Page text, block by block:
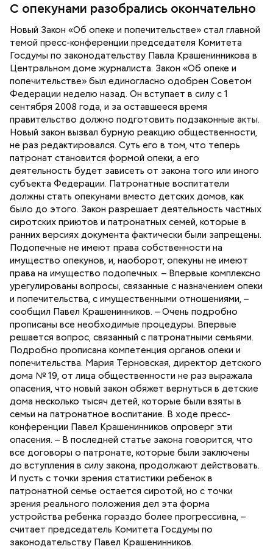
С опекунами разобрались окончательно
Новый Закон «Об опеке и попечительстве» стал главной
темой пресс-конференции председателя Комитета
Госдумы по законодательству Павла Крашенинникова в
Центральном доме журналиста. Закон «Об опеке и
попечительстве» был единогласно одобрен Советом
Федерации неделю назад. Он вступает в силу с 1
сентября 2008 года, и за оставшееся время
правительство должно подготовить подзаконные акты.
Новый закон вызвал бурную реакцию общественности,
не раз редактировался. Суть его в том, что теперь
патронат становится формой опеки, а его
деятельность будет зависеть от закона того или иного
субъекта Федерации. Патронатные воспитатели
должны стать опекунами вместо детских домов, как
было до этого. Закон разрешает деятельность частных
сиротских приютов и патронатных семей, которые в
ранних версиях документа фактически были запрещены.
Подопечные не имеют права собственности на
имущество опекунов, и, наоборот, опекуны не имеют
права на имущество подопечных. – Впервые комплексно
урегулированы вопросы, связанные с назначением опеки
и попечительства, с имущественными отношениями, –
сообщил Павел Крашенинников. – Очень подробно
прописаны все необходимые процедуры. Впервые
решается вопрос, связанный с патронатными семьями.
Подробно прописана компетенция органов опеки и
попечительства. Мария Терновская, директор детского
дома № 19, от лица общественности не раз выражала
опасения, что новый закон обяжет вернуться в детские
дома несколько тысяч детей, которые были взяты в
семьи на патронатное воспитание. В ходе пресс-
конференции Павел Крашенинников опроверг эти
опасения. – В последней статье закона говорится, что
все договоры о патронате, которые были заключены
до вступления в силу закона, продолжают действовать.
И пусть с точки зрения статистики ребенок в
патронатной семье остается сиротой, но с точки
зрения реального положения дел эта форма
устройства ребенка гораздо более прогрессивна, –
считает председатель Комитета Госдумы по
законодательству Павел Крашенинников.